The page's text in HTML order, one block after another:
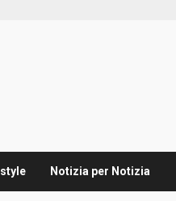
Notizia per Notizia